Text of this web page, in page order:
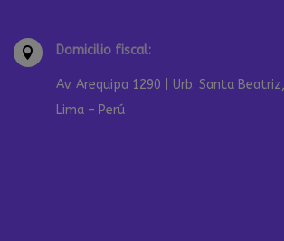
 Domicilio fiscal:
Av. Arequipa 1290 | Urb. Santa Beatriz,
Lima – Perú